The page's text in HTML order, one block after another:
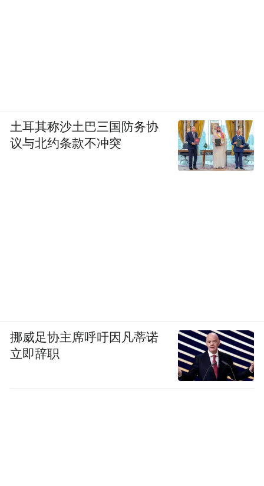
土耳其称沙土巴三国防务协
议与北约条款不冲突
挪威足协主席呼吁因凡蒂诺
立即辞职